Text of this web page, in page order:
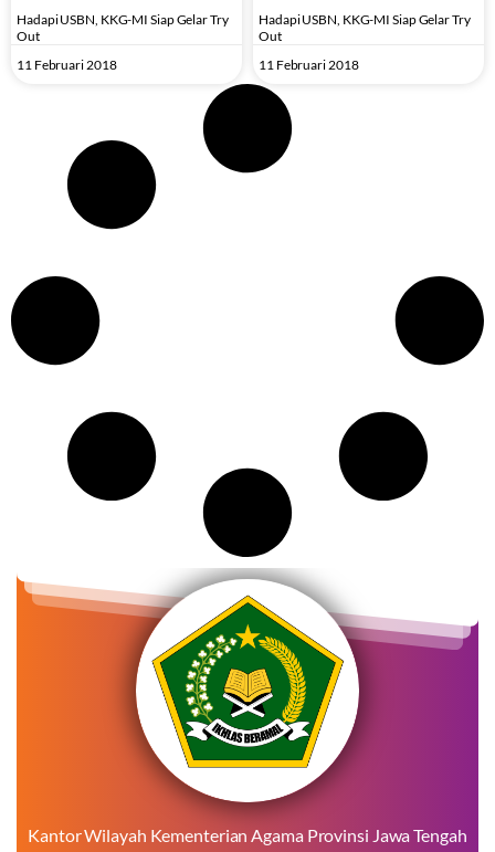
Hadapi USBN, KKG-MI Siap Gelar Try
Out
11 Februari 2018
Hadapi USBN, KKG-MI Siap Gelar Try
Out
11 Februari 2018
Kantor Wilayah Kementerian Agama Provinsi Jawa Tengah